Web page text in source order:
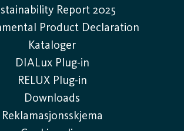
Report 2025
Product Declaration
Kataloger
DIALux Plug-in
RELUX Plug-in
Downloads
Reklamasjonsskjema